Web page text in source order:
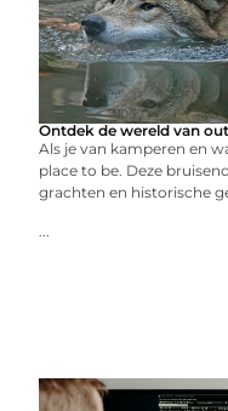
Ontdek de wereld van
Als je van kamperen en
place to be. Deze
grachten en historische
...